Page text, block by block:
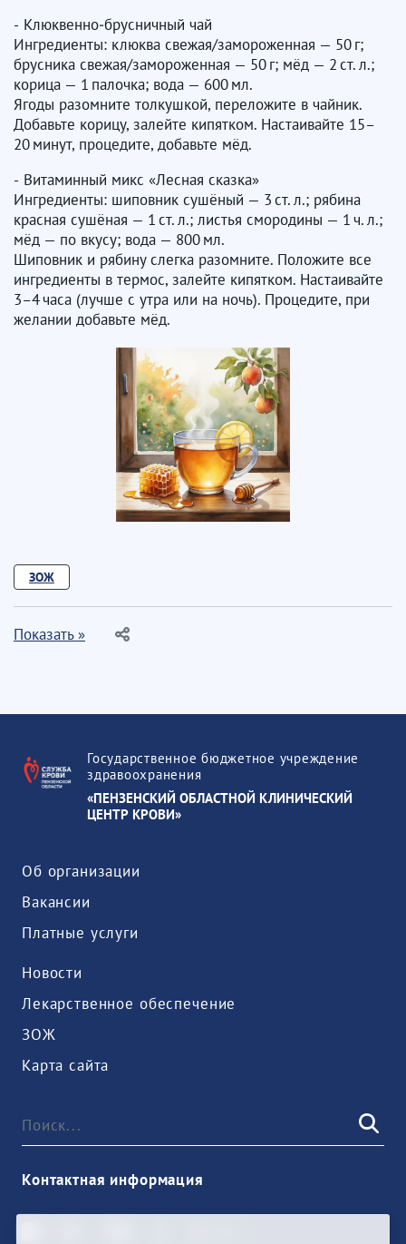
- Клюквенно‑брусничный чай
Ингредиенты: клюква свежая/замороженная — 50 г;
брусника свежая/замороженная — 50 г; мёд — 2 ст. л.;
корица — 1 палочка; вода — 600 мл.
Ягоды разомните толкушкой, переложите в чайник.
Добавьте корицу, залейте кипятком. Настаивайте 15–
20 минут, процедите, добавьте мёд.
​​​​​​​- Витаминный микс «Лесная сказка»
Ингредиенты: шиповник сушёный — 3 ст. л.; рябина
красная сушёная — 1 ст. л.; листья смородины — 1 ч. л.;
мёд — по вкусу; вода — 800 мл.
Шиповник и рябину слегка разомните. Положите все
ингредиенты в термос, залейте кипятком. Настаивайте
3–4 часа (лучше с утра или на ночь). Процедите, при
желании добавьте мёд.
ЗОЖ
Показать »
Государственное бюджетное учреждение
здравоохранения
«ПЕНЗЕНСКИЙ ОБЛАСТНОЙ КЛИНИЧЕСКИЙ
ЦЕНТР КРОВИ»
Об организации
Вакансии
Платные услуги
Новости
Лекарственное обеспечение
ЗОЖ
Карта сайта
Контактная информация